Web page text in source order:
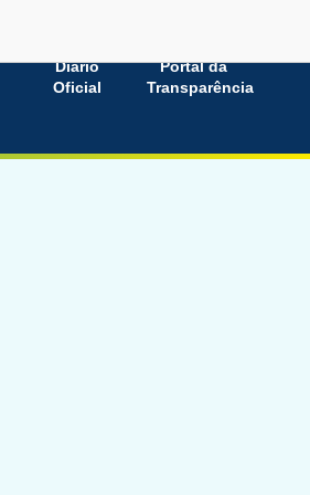
Diário
Oficial
Portal da
Transparência